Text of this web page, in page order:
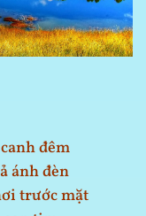
đêm
ánh đèn
trước mặt